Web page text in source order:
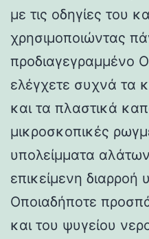
με τις οδηγίες του
χρησιμοποιώντας
προδιαγεγραμμένο
ελέγχετε συχνά τα
και τα πλαστικά
μικροσκοπικές
υπολείμματα
επικείμενη διαρροή
Οποιαδήποτε
και του ψυγείου